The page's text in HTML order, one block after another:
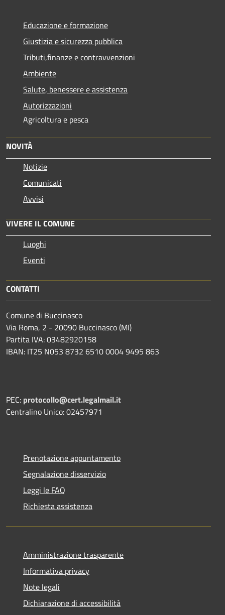
Educazione e formazione
Giustizia e sicurezza pubblica
Tributi,finanze e contravvenzioni
Ambiente
Salute, benessere e assistenza
Autorizzazioni
Agricoltura e pesca
NOVITÀ
Notizie
Comunicati
Avvisi
VIVERE IL COMUNE
Luoghi
Eventi
CONTATTI
Comune di Buccinasco
Via Roma, 2 - 20090 Buccinasco (MI)
Partita IVA: 03482920158
IBAN: IT25 N053 8732 6510 0004 9495 863
PEC: protocollo@cert.legalmail.it
Centralino Unico: 02457971
Prenotazione appuntamento
Segnalazione disservizio
Leggi le FAQ
Richiesta assistenza
Amministrazione trasparente
Informativa privacy
Note legali
Dichiarazione di accessibilità